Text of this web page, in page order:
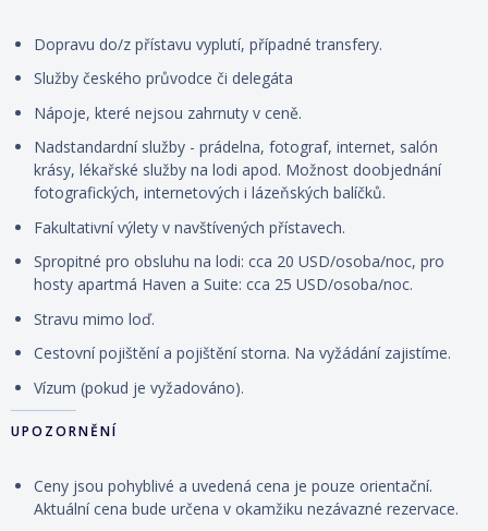
Dopravu do/z přístavu vyplutí, případné transfery.
Služby českého průvodce či delegáta
Nápoje, které nejsou zahrnuty v ceně.
Nadstandardní služby - prádelna, fotograf, internet, salón
krásy, lékařské služby na lodi apod. Možnost doobjednání
fotografických, internetových i lázeňských balíčků.
Fakultativní výlety v navštívených přístavech.
Spropitné pro obsluhu na lodi: cca 20 USD/osoba/noc, pro
hosty apartmá Haven a Suite: cca 25 USD/osoba/noc.
Stravu mimo loď.
Cestovní pojištění a pojištění storna. Na vyžádání zajistíme.
Vízum (pokud je vyžadováno).
UPOZORNĚNÍ
Ceny jsou pohyblivé a uvedená cena je pouze orientační.
Aktuální cena bude určena v okamžiku nezávazné rezervace.